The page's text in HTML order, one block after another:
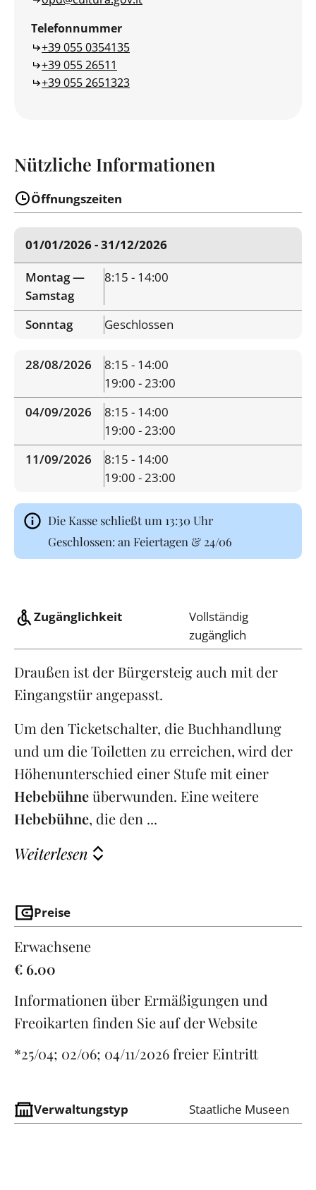
Telefonnummer
+39 055 0354135
+39 055 26511
+39 055 2651323
Nützliche Informationen
Öffnungszeiten
01/01/2026 - 31/12/2026
Montag —
Samstag
8:15 - 14:00
Sonntag Geschlossen
28/08/2026
8:15 - 14:00
19:00 - 23:00
04/09/2026
8:15 - 14:00
19:00 - 23:00
11/09/2026
8:15 - 14:00
19:00 - 23:00
Die Kasse schließt um 13:30 Uhr
Geschlossen: an Feiertagen & 24/06
Zugänglichkeit
Vollständig
zugänglich
Draußen ist der Bürgersteig auch mit der
Eingangstür angepasst.
Um den Ticketschalter, die Buchhandlung
und um die Toiletten zu erreichen, wird der
Höhenunterschied einer Stufe mit einer
Hebebühneüberwunden. Eine weitere
Hebebühne, die den ...
Weiterlesen
Preise
Erwachsene
€ 6.00
Informationen über Ermäßigungen und
Freoikarten finden Sie auf der Website
*25/04; 02/06; 04/11/2026 freier Eintritt
Verwaltungstyp Staatliche Museen